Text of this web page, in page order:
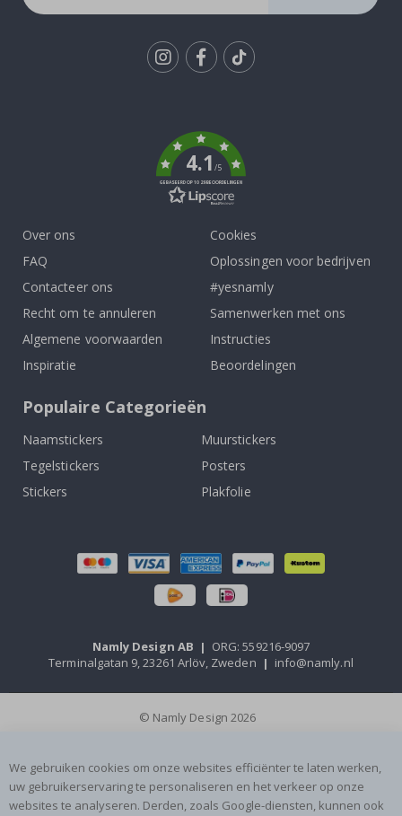
4.1/5
GEBASEERD OP 1029 BEOORDELINGEN
Over ons
FAQ
Contacteer ons
Recht om te annuleren
Algemene voorwaarden
Inspiratie
Cookies
Oplossingen voor bedrijven
#yesnamly
Samenwerken met ons
Instructies
Beoordelingen
Populaire Categorieën
Naamstickers
Muurstickers
Tegelstickers
Posters
Stickers
Plakfolie
Namly Design AB | ORG: 559216-9097
Terminalgatan 9, 23261 Arlöv, Zweden | info@namly.nl
© Namly Design 2026
We gebruiken cookies om onze websites efficiënter te laten werken,
uw gebruikerservaring te personaliseren en het verkeer op onze
websites te analyseren. Derden, zoals Google-diensten, kunnen ook